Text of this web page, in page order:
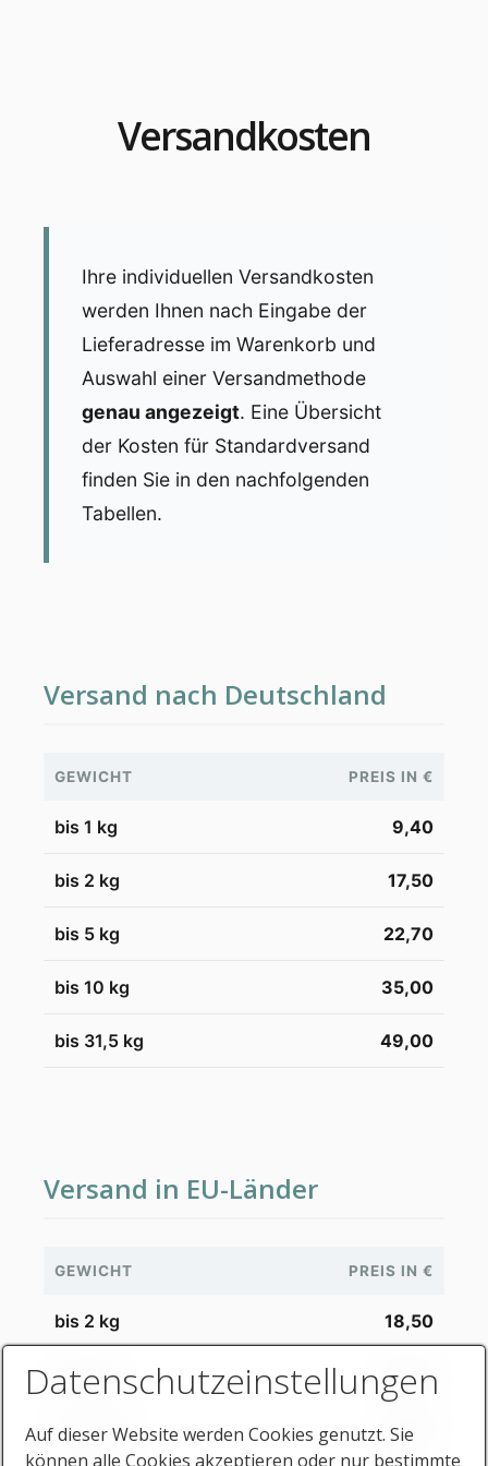
Versandkosten
Ihre individuellen Versandkosten
werden Ihnen nach Eingabe der
Lieferadresse im Warenkorb und
Auswahl einer Versandmethode
genau angezeigt. Eine Übersicht
der Kosten für Standardversand
finden Sie in den nachfolgenden
Tabellen.
Versand nach Deutschland
GEWICHT PREIS IN €
bis 1 kg 9,40
bis 2 kg 17,50
bis 5 kg 22,70
bis 10 kg 35,00
bis 31,5 kg 49,00
Versand in EU-Länder
GEWICHT PREIS IN €
bis 2 kg 18,50
bis 5 kg 24,50
bis 10 kg 36,00
Datenschutzeinstellungen
Auf dieser Website werden Cookies genutzt. Sie
können alle Cookies akzeptieren oder nur bestimmte